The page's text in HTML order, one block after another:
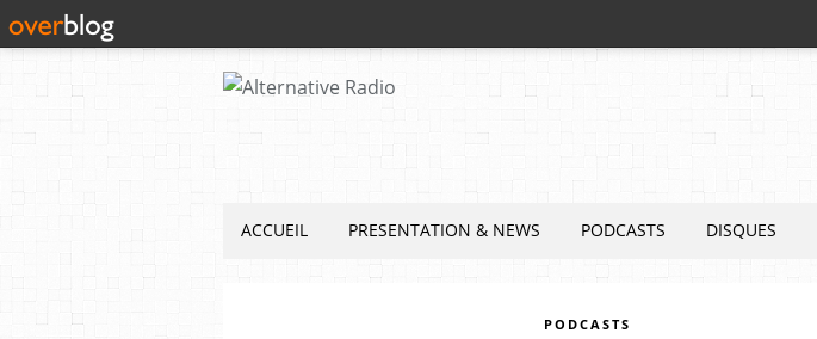
ACCUEIL PRESENTATION & NEWS PODCASTS DISQUES
PODCASTS